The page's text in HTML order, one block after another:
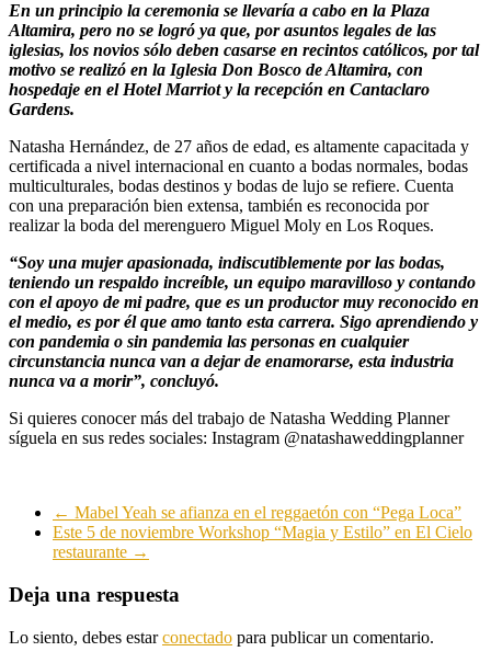
En un principio la ceremonia se llevaría a cabo en la Plaza
Altamira, pero no se logró ya que, por asuntos legales de las
iglesias, los novios sólo deben casarse en recintos católicos, por tal
motivo se realizó en la Iglesia Don Bosco de Altamira, con
hospedaje en el Hotel Marriot y la recepción en Cantaclaro
Gardens.
Natasha Hernández, de 27 años de edad, es altamente capacitada y
certificada a nivel internacional en cuanto a bodas normales, bodas
multiculturales, bodas destinos y bodas de lujo se refiere. Cuenta
con una preparación bien extensa, también es reconocida por
realizar la boda del merenguero Miguel Moly en Los Roques.
“Soy una mujer apasionada, indiscutiblemente por las bodas,
teniendo un respaldo increíble, un equipo maravilloso y contando
con el apoyo de mi padre, que es un productor muy reconocido en
el medio, es por él que amo tanto esta carrera. Sigo aprendiendo y
con pandemia o sin pandemia las personas en cualquier
circunstancia nunca van a dejar de enamorarse, esta industria
nunca va a morir”, concluyó.
Si quieres conocer más del trabajo de Natasha Wedding Planner
síguela en sus redes sociales: Instagram @natashaweddingplanner
← Mabel Yeah se afianza en el reggaetón con “Pega Loca”
Este 5 de noviembre Workshop “Magia y Estilo” en El Cielo
restaurante →
Deja una respuesta
Lo siento, debes estarconectado para publicar un comentario.